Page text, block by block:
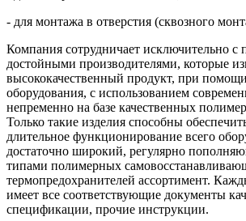
- для монтажа в отверстия (сквозного
Компания сотрудничает исключительно с
достойными производителями, которые
высококачественный продукт, при
оборудования, с использованием
непременно на базе качественных
Только такие изделия способны
длительное функционирование всего
достаточно широкий, регулярно
типами полимерных
термопредохранителей ассортимент.
имеет все соответствующие документы
спецификации, прочие инструкции.